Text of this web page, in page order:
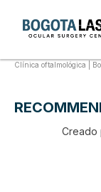
Clínica oftalmológica |
Creado